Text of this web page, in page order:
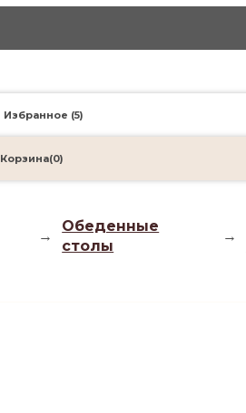
Избранное (5)
Корзина(0)
→
Обеденные
столы
→